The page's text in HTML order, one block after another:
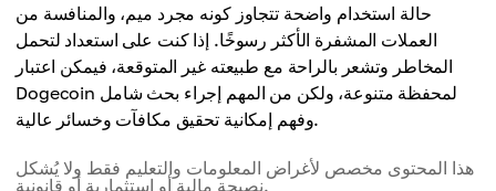
حالة استخدام واضحة تتجاوز كونه مجرد ميم، والمنافسة من
العملات المشفرة الأكثر رسوخًا. إذا كنت على استعداد لتحمل
المخاطر وتشعر بالراحة مع طبيعته غير المتوقعة، فيمكن اعتبار
Dogecoin لمحفظة متنوعة، ولكن من المهم إجراء بحث شامل
وفهم إمكانية تحقيق مكافآت وخسائر عالية.
هذا المحتوى مخصص لأغراض المعلومات والتعليم فقط ولا يُشكل
نصيحة مالية أو استثمارية أو قانونية.